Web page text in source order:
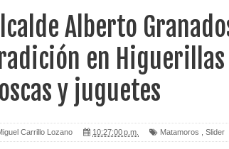
Alberto
en
y juguetes
Carrillo Lozano 10:27:00 p.m. Matamoros Slider